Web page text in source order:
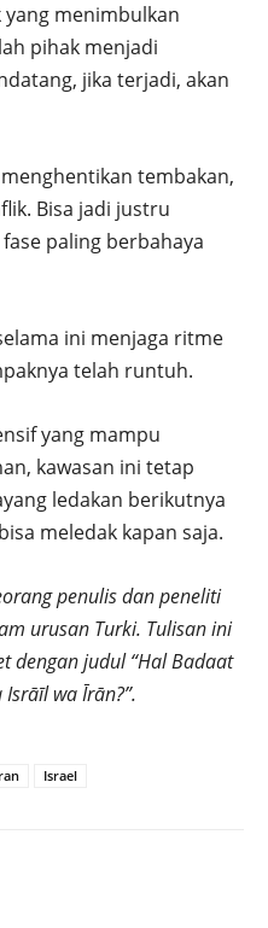
menimbulkan
pihak menjadi
jika terjadi, akan
tembakan,
Bisa jadi justru
paling berbahaya
ini menjaga ritme
telah runtuh.
yang mampu
kawasan ini tetap
ledakan berikutnya
meledak kapan saja.
penulis dan peneliti
urusan Turki. Tulisan ini
dengan judul “Hal Badaat
wa Īrān?”.
Israel